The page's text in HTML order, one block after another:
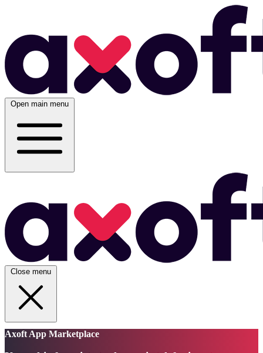
Open main menu
Close menu
Axoft App Marketplace